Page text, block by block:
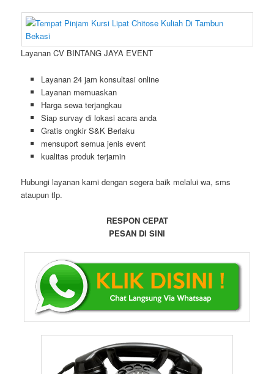
Layanan CV BINTANG JAYA EVENT
Layanan 24 jam konsultasi online
Layanan memuaskan
Harga sewa terjangkau
Siap survay di lokasi acara anda
Gratis ongkir S&K Berlaku
mensuport semua jenis event
kualitas produk terjamin
Hubungi layanan kami dengan segera baik melalui wa, sms
ataupun tlp.
RESPON CEPAT
PESAN DI SINI